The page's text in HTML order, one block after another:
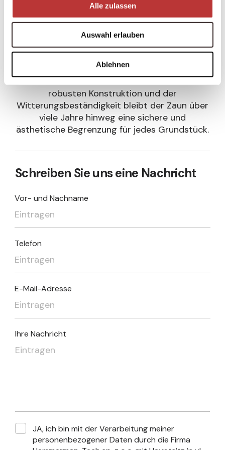
Alle zulassen
Auswahl erlauben
Ablehnen
durch seine hohe Stabilität, lange
Lebensdauer und vielseitige
Einsatzmöglichkeiten. Ob für private,
gewerbliche oder öffentliche Zwecke – dieses
optisch ansprechende Lösung für
verschiedenste Bedürfnisse. Dank der
robusten Konstruktion und der
Witterungsbeständigkeit bleibt der Zaun über
viele Jahre hinweg eine sichere und
ästhetische Begrenzung für jedes Grundstück.
Schreiben Sie uns eine Nachricht
Vor- und Nachname
Telefon
E-Mail-Adresse
Ihre Nachricht
JA, ich bin mit der Verarbeitung meiner
personenbezogener Daten durch die Firma